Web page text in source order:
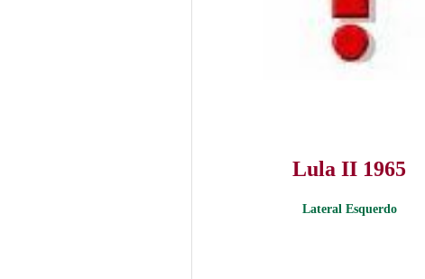
Lula II 1965
Lateral Esquerdo